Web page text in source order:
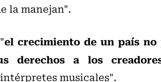
la manejan".
el crecimiento de un país
derechos a los
musicales".